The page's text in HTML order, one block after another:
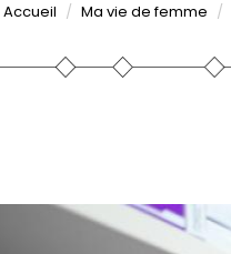
Accueil Ma vie de femme